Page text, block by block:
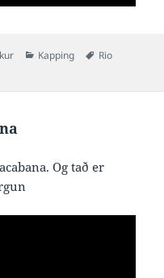
Categories
Kapping Tags
Rio
– Pão de Açúcar
Og tað er